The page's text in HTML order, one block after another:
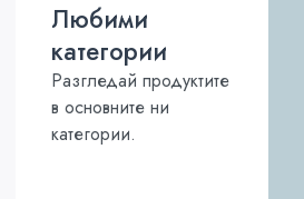
Любими
категории
Разгледай продуктите
в основните ни
категории.